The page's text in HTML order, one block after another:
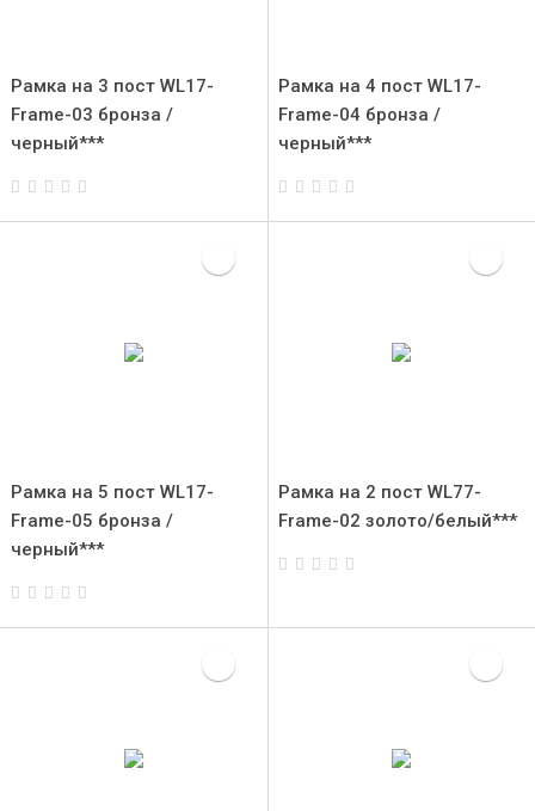
Рамка на 3 пост WL17-
Frame-03 бронза /
черный***
Рамка на 4 пост WL17-
Frame-04 бронза /
черный***
Рамка на 5 пост WL17-
Frame-05 бронза /
черный***
Рамка на 2 пост WL77-
Frame-02 золото/белый***